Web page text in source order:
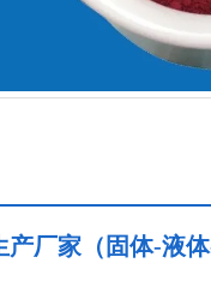
产厂家（固体-液